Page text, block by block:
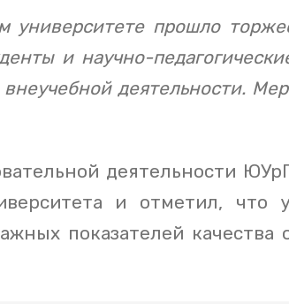
университете прошло
и научно-
деятельности.
деятельности
и отметил, что
показателей